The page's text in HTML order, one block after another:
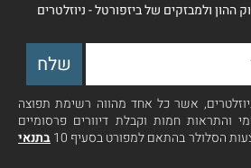
ההון ולמבזקים של ביזפורטל - ניוזלטרים
אשר כל אחד מהווה רשימת תפוצה
והתראות חמות וקבלת דיוורים פרסומיים
הסלולר בהתאם למפורט בסעיף 10
בתנאי